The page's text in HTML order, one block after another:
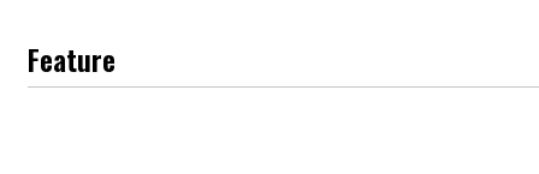
Feature